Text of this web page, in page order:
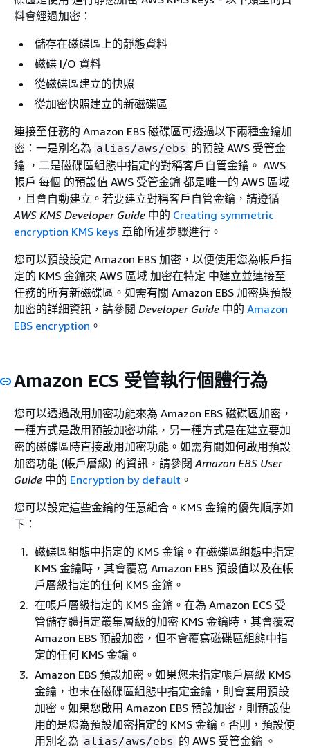
料會經過加密：
儲存在磁碟區上的靜態資料
磁碟 I/O 資料
從磁碟區建立的快照
從加密快照建立的新磁碟區
連接至任務的 Amazon EBS 磁碟區可透過以下兩種金鑰加
密：一是別名為 alias/aws/ebs 的預設 AWS 受管金
鑰 ，二是磁碟區組態中指定的對稱客戶自管金鑰。 AWS
帳戶 每個 的預設值 AWS 受管金鑰 都是唯一的 AWS 區域
，且會自動建立。若要建立對稱客戶自管金鑰，請遵循
AWS KMS Developer Guide 中的 Creating symmetric
encryption KMS keys 章節所述步驟進行。
您可以預設設定 Amazon EBS 加密，以便使用您為帳戶指
定的 KMS 金鑰來 AWS 區域 加密在特定 中建立並連接至
任務的所有新磁碟區。如需有關 Amazon EBS 加密與預設
加密的詳細資訊，請參閱 Developer Guide 中的 Amazon
EBS encryption 。
Amazon ECS 受管執行個體行為
您可以透過啟用加密功能來為 Amazon EBS 磁碟區加密，
一種方式是啟用預設加密功能，另一種方式是在建立要加
密的磁碟區時直接啟用加密功能。如需有關如何啟用預設
加密功能 (帳戶層級) 的資訊，請參閱 Amazon EBS User
Guide 中的 Encryption by default 。
您可以設定這些金鑰的任意組合。KMS 金鑰的優先順序如
下：
磁碟區組態中指定的 KMS 金鑰。在磁碟區組態中指定
KMS 金鑰時，其會覆寫 Amazon EBS 預設值以及在帳
戶層級指定的任何 KMS 金鑰。
在帳戶層級指定的 KMS 金鑰。在為 Amazon ECS 受
管儲存體指定叢集層級的加密 KMS 金鑰時，其會覆寫
Amazon EBS 預設加密，但不會覆寫磁碟區組態中指
定的任何 KMS 金鑰。
Amazon EBS 預設加密。如果您未指定帳戶層級 KMS
金鑰，也未在磁碟區組態中指定金鑰，則會套用預設
加密。如果您啟用 Amazon EBS 預設加密，則預設使
用的是您為預設加密指定的 KMS 金鑰。否則，預設使
用別名為 alias/aws/ebs 的 AWS 受管金鑰 。